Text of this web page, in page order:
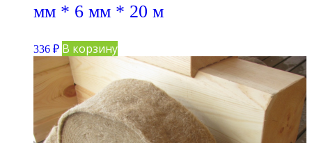
мм * 6 мм * 20 м
336 ₽ В корзину